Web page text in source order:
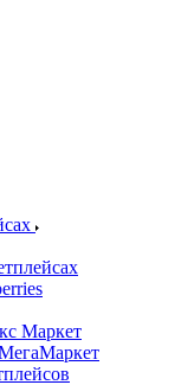
Маркет